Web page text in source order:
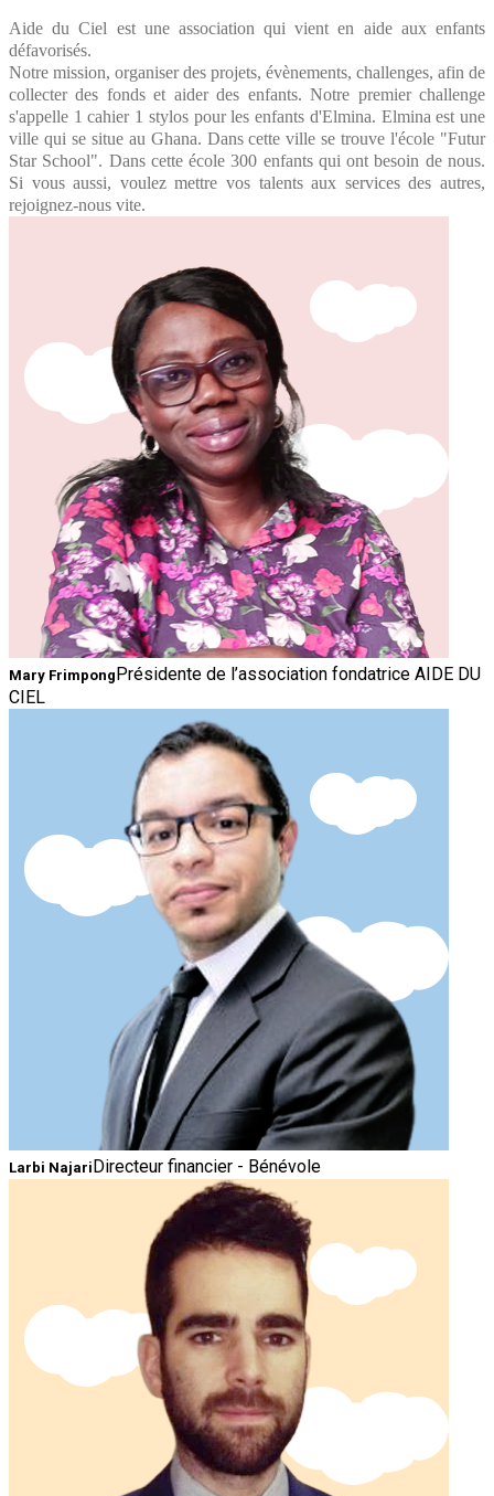
Aide du Ciel est une association qui vient en aide aux enfants
défavorisés.
Notre mission, organiser des projets, évènements, challenges, afin de
collecter des fonds et aider des enfants. Notre premier challenge
s'appelle 1 cahier 1 stylos pour les enfants d'Elmina. Elmina est une
ville qui se situe au Ghana. Dans cette ville se trouve l'école "Futur
Star School". Dans cette école 300 enfants qui ont besoin de nous.
Si vous aussi, voulez mettre vos talents aux services des autres,
rejoignez-nous vite.
Mary Frimpong Présidente de l’association fondatrice AIDE DU
CIEL
Larbi Najari Directeur financier - Bénévole